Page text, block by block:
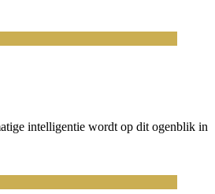
intelligentie wordt op dit ogenblik in